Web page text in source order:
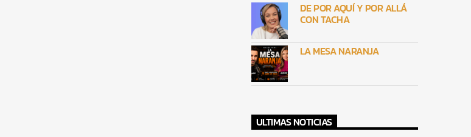
DE POR AQUÍ Y POR ALLÁ
CON TACHA
LA MESA NARANJA
ULTIMAS NOTICIAS